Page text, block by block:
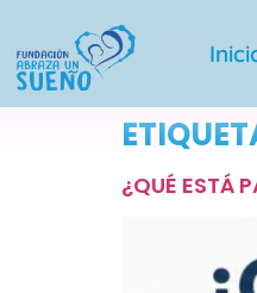
¿QUÉ ESTÁ